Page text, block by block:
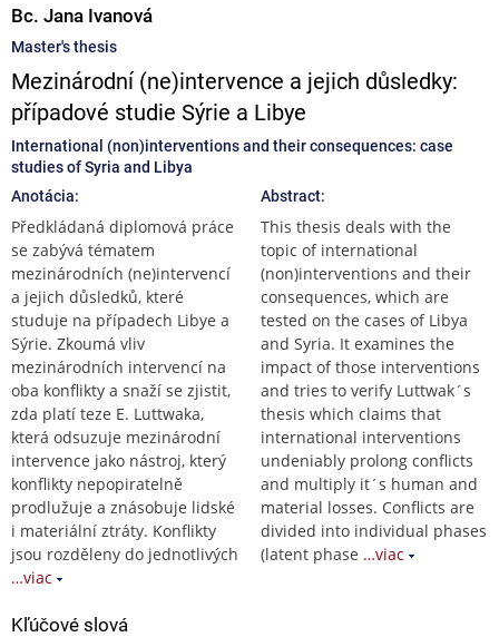
Bc. Jana Ivanová
Master's thesis
Mezinárodní (ne)intervence a jejich důsledky:
případové studie Sýrie a Libye
International (non)interventions and their consequences: case
studies of Syria and Libya
Anotácia:
Předkládaná diplomová práce
se zabývá tématem
mezinárodních (ne)intervencí
a jejich důsledků, které
studuje na případech Libye a
Sýrie. Zkoumá vliv
mezinárodních intervencí na
oba konflikty a snaží se zjistit,
zda platí teze E. Luttwaka,
která odsuzuje mezinárodní
intervence jako nástroj, který
konflikty nepopiratelně
prodlužuje a znásobuje lidské
i materiální ztráty. Konflikty
jsou rozděleny do jednotlivých
…viac
Abstract:
This thesis deals with the
topic of international
(non)interventions and their
consequences, which are
tested on the cases of Libya
and Syria. It examines the
impact of those interventions
and tries to verify Luttwak´s
thesis which claims that
international interventions
undeniably prolong conflicts
and multiply it´s human and
material losses. Conflicts are
divided into individual phases
(latent phase …viac
Kľúčové slová